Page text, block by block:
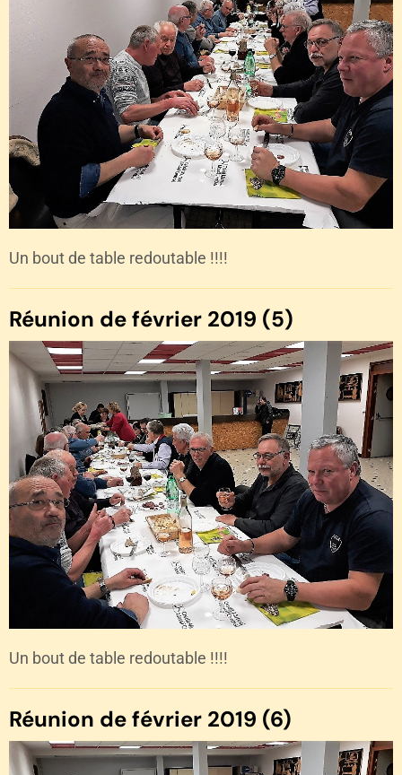
Un bout de table redoutable !!!!
Réunion de février 2019 (5)
Un bout de table redoutable !!!!
Réunion de février 2019 (6)